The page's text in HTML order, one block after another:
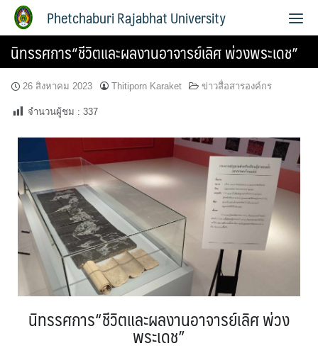
Phetchaburi Rajabhat University
นิทรรศการ“ชีวิตและผลงานอาจารย์เลิศ พ่วงพระเดช”
26 สิงหาคม 2023 Thitiporn Karaket ข่าวสื่อสารองค์กร
จำนวนผู้ชม : 337
นิทรรศการ“ชีวิตและผลงานอาจารย์เลิศ พ่วง
พระเดช”